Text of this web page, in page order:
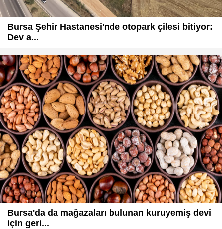
Bursa Şehir Hastanesi'nde otopark çilesi bitiyor:
Dev a...
Bursa'da da mağazaları bulunan kuruyemiş devi
için geri...